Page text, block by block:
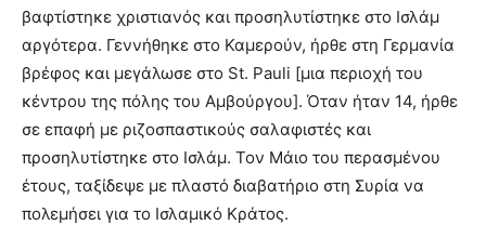
βαφτίστηκε χριστιανός και προσηλυτίστηκε στο Ισλάμ
αργότερα. Γεννήθηκε στο Καμερούν, ήρθε στη Γερμανία
βρέφος και μεγάλωσε στο St. Pauli [μια περιοχή του
κέντρου της πόλης του Αμβούργου]. Όταν ήταν 14, ήρθε
σε επαφή με ριζοσπαστικούς σαλαφιστές και
προσηλυτίστηκε στο Ισλάμ. Τον Μάιο του περασμένου
έτους, ταξίδεψε με πλαστό διαβατήριο στη Συρία να
πολεμήσει για το Ισλαμικό Κράτος.